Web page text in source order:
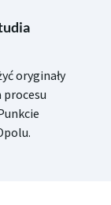
oryginały